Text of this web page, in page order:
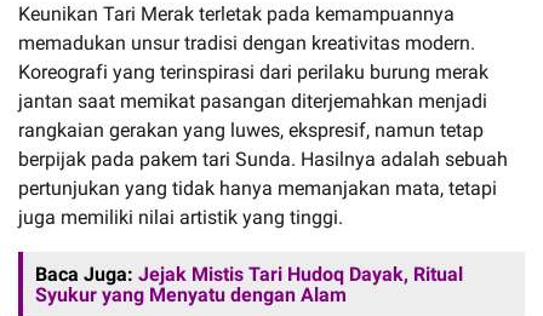
Keunikan Tari Merak terletak pada kemampuannya
memadukan unsur tradisi dengan kreativitas modern.
Koreografi yang terinspirasi dari perilaku burung merak
jantan saat memikat pasangan diterjemahkan menjadi
rangkaian gerakan yang luwes, ekspresif, namun tetap
berpijak pada pakem tari Sunda. Hasilnya adalah sebuah
pertunjukan yang tidak hanya memanjakan mata, tetapi
juga memiliki nilai artistik yang tinggi.
Baca Juga: Jejak Mistis Tari Hudoq Dayak, Ritual
Syukur yang Menyatu dengan Alam